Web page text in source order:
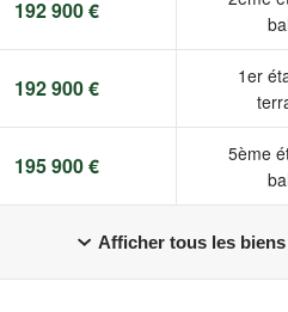
192 900 €
192 900 €
1er
195 900 €
5ème
Afficher tous les biens